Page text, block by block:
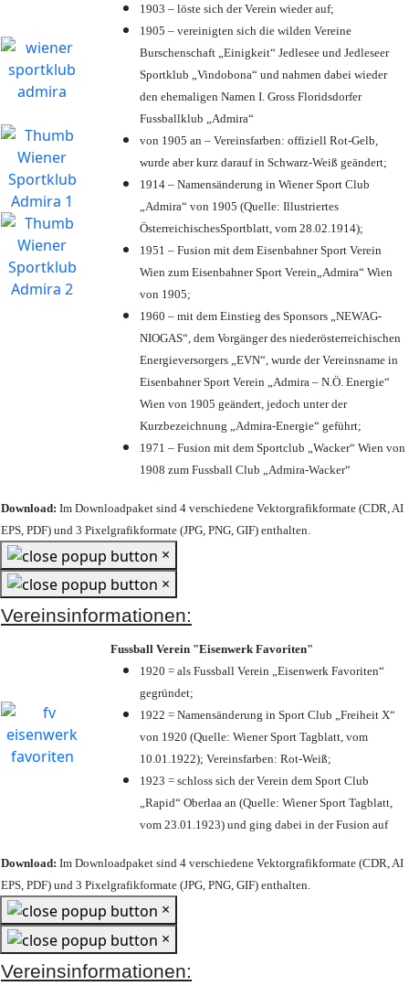
1903 – löste sich der Verein wieder auf;
1905 – vereinigten sich die wilden Vereine
Burschenschaft „Einigkeit“ Jedlesee und Jedleseer
Sportklub „Vindobona“ und nahmen dabei wieder
den ehemaligen Namen I. Gross Floridsdorfer
Fussballklub „Admira“
von 1905 an – Vereinsfarben: offiziell Rot-Gelb,
wurde aber kurz darauf in Schwarz-Weiß geändert;
1914 – Namensänderung in Wiener Sport Club
„Admira“ von 1905 (Quelle: Illustriertes
ÖsterreichischesSportblatt, vom 28.02.1914);
1951 – Fusion mit dem Eisenbahner Sport Verein
Wien zum Eisenbahner Sport Verein„Admira“ Wien
von 1905;
1960 – mit dem Einstieg des Sponsors „NEWAG-
NIOGAS“, dem Vorgänger des niederösterreichischen
Energieversorgers „EVN“, wurde der Vereinsname in
Eisenbahner Sport Verein „Admira – N.Ö. Energie“
Wien von 1905 geändert, jedoch unter der
Kurzbezeichnung „Admira-Energie“ geführt;
1971 – Fusion mit dem Sportclub „Wacker“ Wien von
1908 zum Fussball Club „Admira-Wacker“
Download: Im Downloadpaket sind 4 verschiedene Vektorgrafikformate (CDR, AI
EPS, PDF) und 3 Pixelgrafikformate (JPG, PNG, GIF) enthalten.
×
×
Vereinsinformationen:
Fussball Verein "Eisenwerk Favoriten"
1920 = als Fussball Verein „Eisenwerk Favoriten“
gegründet;
1922 = Namensänderung in Sport Club „Freiheit X“
von 1920 (Quelle: Wiener Sport Tagblatt, vom
10.01.1922); Vereinsfarben: Rot-Weiß;
1923 = schloss sich der Verein dem Sport Club
„Rapid“ Oberlaa an (Quelle: Wiener Sport Tagblatt,
vom 23.01.1923) und ging dabei in der Fusion auf
Download: Im Downloadpaket sind 4 verschiedene Vektorgrafikformate (CDR, AI
EPS, PDF) und 3 Pixelgrafikformate (JPG, PNG, GIF) enthalten.
×
×
Vereinsinformationen: